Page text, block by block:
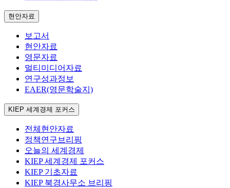
현안자료
보고서
현안자료
영문자료
멀티미디어자료
연구성과정보
EAER(영문학술지)
KIEP 세계경제 포커스
전체현안자료
정책연구브리핑
오늘의 세계경제
KIEP 세계경제 포커스
KIEP 기초자료
KIEP 북경사무소 브리핑